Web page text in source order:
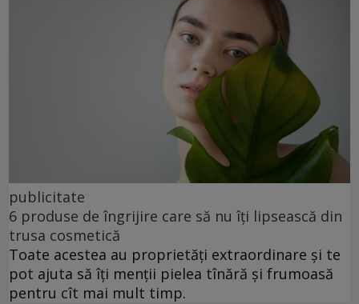
publicitate
6 produse de îngrijire care să nu îți lipsească din
trusa cosmetică
Toate acestea au proprietăți extraordinare și te
pot ajuta să îți menții pielea tînără și frumoasă
pentru cît mai mult timp.